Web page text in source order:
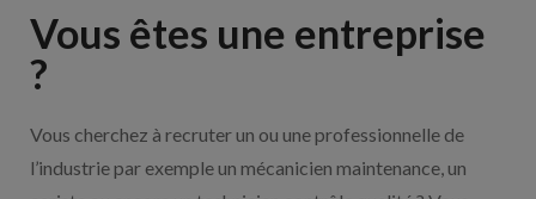
Vous êtes une entreprise
?
Vous cherchez à recruter un ou une professionnelle de
l’industrie par exemple un mécanicien maintenance, un